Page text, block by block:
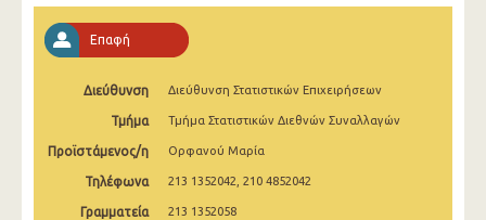
Ιουνίου 2025
Απριλίου 2025
Μαρτίου 2025
Φεβρουαρίου 2025
Επαφή
Διεύθυνση Διεύθυνση Στατιστικών Επιχειρήσεων
Τμήμα Τμήμα Στατιστικών Διεθνών Συναλλαγών
Προϊστάμενος/η Ορφανού Μαρία
Τηλέφωνα 213 1352042, 210 4852042
Γραμματεία 213 1352058